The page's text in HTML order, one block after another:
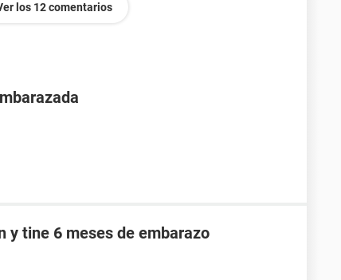
los 12 comentarios
y tine 6 meses de embarazo